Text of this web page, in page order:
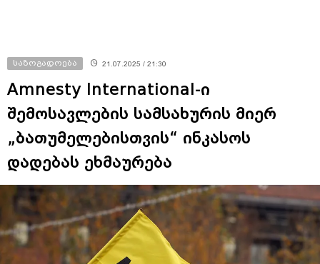
საზოგადოება 21.07.2025 / 21:30
Amnesty International-ი
შემოსავლების სამსახურის მიერ
„ბათუმელებისთვის“ ინკასოს
დადებას ეხმაურება